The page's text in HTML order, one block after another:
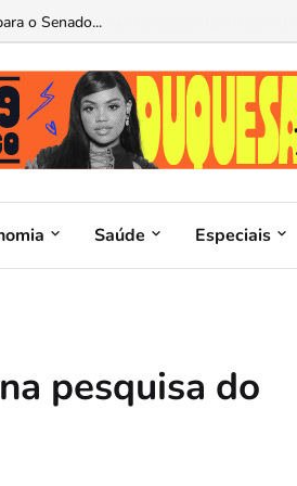
novo padrão de saúde para o servidor...
Saúde Especiais
pesquisa do